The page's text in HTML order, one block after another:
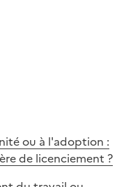
ou à l'adoption :
de licenciement ?